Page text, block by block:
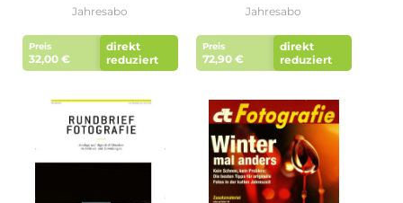
Jahresabo
Preis
32,00 €
direkt
reduziert
Jahresabo
Preis
72,90 €
direkt
reduziert